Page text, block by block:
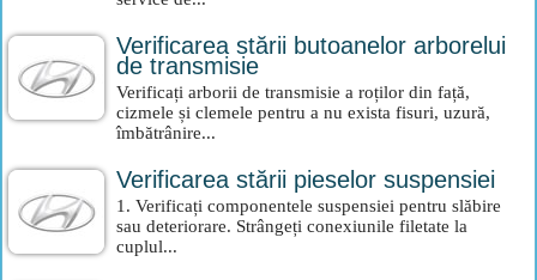
Verificarea stării butoanelor arborelui
de transmisie
Verificați arborii de transmisie a roților din față,
cizmele și clemele pentru a nu exista fisuri, uzură,
îmbătrânire...
Verificarea stării pieselor suspensiei
1. Verificați componentele suspensiei pentru slăbire
sau deteriorare. Strângeți conexiunile filetate la
cuplul...